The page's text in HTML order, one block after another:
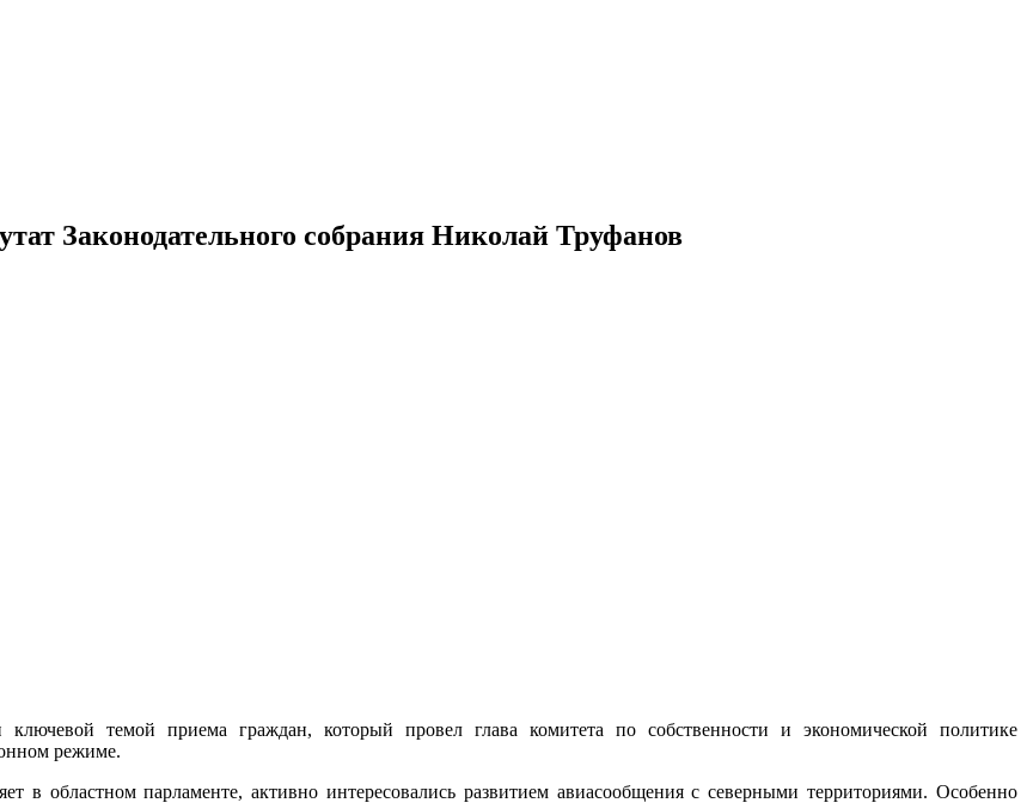
Законодательного собрания Николай Труфанов
темой приема граждан, который провел глава комитета по собственности и экономической политике
режиме.
в областном парламенте, активно интересовались развитием авиасообщения с северными территориями. Особенно